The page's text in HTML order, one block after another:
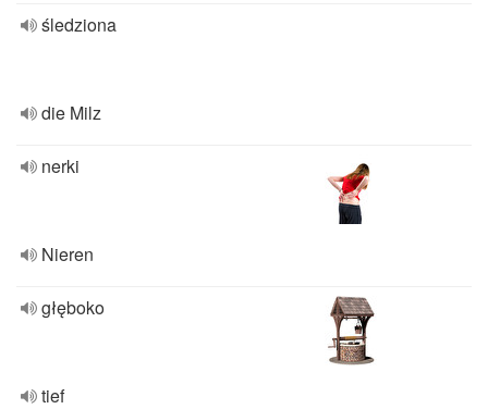
śledziona
die Milz
nerki
Nieren
głęboko
tief